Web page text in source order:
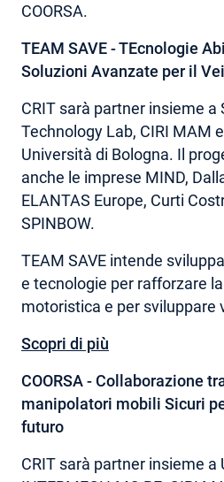
COORSA.
TEAM SAVE - TEcnologie
Soluzioni Avanzate per il
CRIT sarà partner insieme a
Technology Lab, CIRI MAM e
Università di Bologna. Il
anche le imprese MIND,
ELANTAS Europe, Curti
SPINBOW.
TEAM SAVE intende
e tecnologie per rafforzare
motoristica e per sviluppare
Scopri di più
COORSA - Collaborazione
manipolatori mobili Sicuri
futuro
CRIT sarà partner insieme a